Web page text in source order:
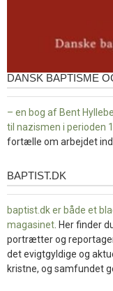
DANSK BAPTISME
– en bog af Bent
til nazismen i perioden
fortælle om arbejdet
baptist.dk
BAPTIST.DK
baptist.dk er både et
magasinet . Her finder
portrætter og
det evigtgyldige og
kristne, og samfundet